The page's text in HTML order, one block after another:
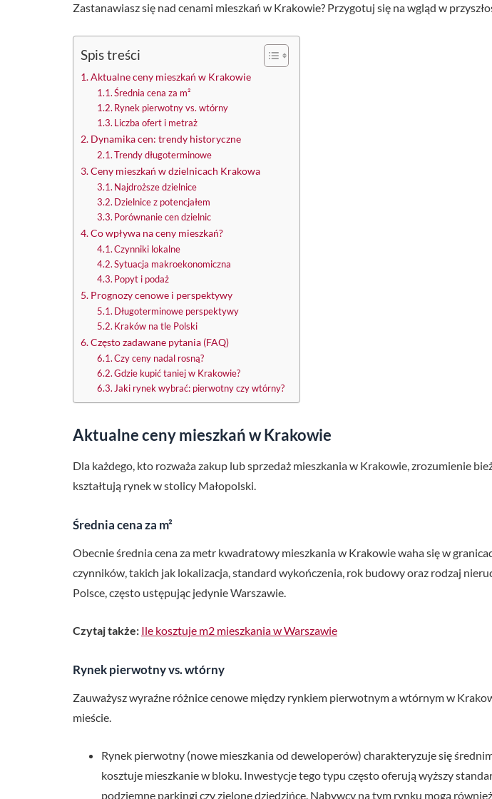
Zastanawiasz się nad cenami mieszkań w Krakowie? Przygotuj się na wgląd w
Spis treści
Aktualne ceny mieszkań w Krakowie
Średnia cena za m²
Rynek pierwotny vs. wtórny
Liczba ofert i metraż
Dynamika cen: trendy historyczne
Trendy długoterminowe
Ceny mieszkań w dzielnicach Krakowa
Najdroższe dzielnice
Dzielnice z potencjałem
Porównanie cen dzielnic
Co wpływa na ceny mieszkań?
Czynniki lokalne
Sytuacja makroekonomiczna
Popyt i podaż
Prognozy cenowe i perspektywy
Długoterminowe perspektywy
Kraków na tle Polski
Często zadawane pytania (FAQ)
Czy ceny nadal rosną?
Gdzie kupić taniej w Krakowie?
Jaki rynek wybrać: pierwotny czy wtórny?
Aktualne ceny mieszkań w Krakowie
Dla każdego, kto rozważa zakup lub sprzedaż mieszkania w Krakowie, zrozumienie
kształtują rynek w stolicy Małopolski.
Średnia cena za m²
Obecnie średnia cena za metr kwadratowy mieszkania w Krakowie waha się w
czynników, takich jak lokalizacja, standard wykończenia, rok budowy oraz rodzaj
Polsce, często ustępując jedynie Warszawie.
Czytaj także: Ile kosztuje m2 mieszkania w Warszawie
Rynek pierwotny vs. wtórny
Zauważysz wyraźne różnice cenowe między rynkiem pierwotnym a wtórnym w
mieście.
Rynek pierwotny (nowe mieszkania od deweloperów) charakteryzuje się
kosztuje mieszkanie w bloku. Inwestycje tego typu często oferują wyższy
podziemne parkingi czy zielone dziedzińce. Nabywcy na tym rynku mogą